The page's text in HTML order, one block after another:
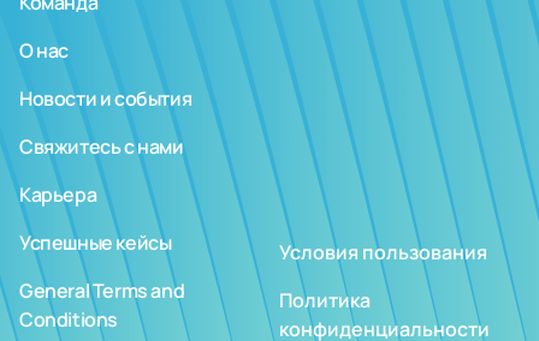
О нас
Новости и события
Свяжитесь с нами
Карьера
Успешные кейсы
General Terms and
Conditions
Условия пользования
Политика
конфиденциальности